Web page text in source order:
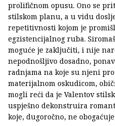
prolifičnom opusu. Ono se
stilskom planu, a u vidu
repetitivnosti kojom je
egzistencijalnog ruba.
moguće je zaključiti, i nije
nepodnošljivo dosadno,
radnjama na koje su njeni
materijalnom oskudicom,
mogli reći da je Valentov
uspješno dekonstruira
koje, dugoročno, ne